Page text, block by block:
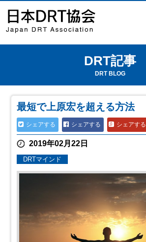
DRT記事
DRT BLOG
最短で上原宏を超える方法
シェアする シェアする シェアする
2019年02月22日
DRTマインド